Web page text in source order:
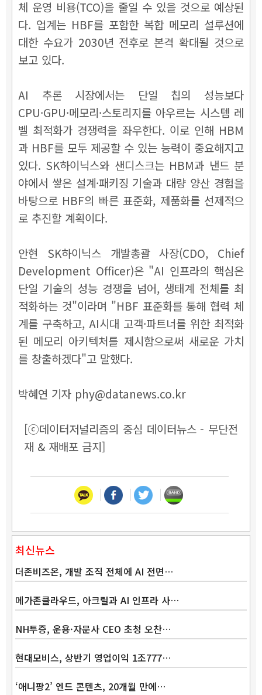
체 운영 비용(TCO)을 줄일 수 있을 것으로 예상된
다. 업계는 HBF를 포함한 복합 메모리 설루션에
대한 수요가 2030년 전후로 본격 확대될 것으로
보고 있다.
AI 추론 시장에서는 단일 칩의 성능보다
CPU·GPU·메모리·스토리지를 아우르는 시스템 레
벨 최적화가 경쟁력을 좌우한다. 이로 인해 HBM
과 HBF를 모두 제공할 수 있는 능력이 중요해지고
있다. SK하이닉스와 샌디스크는 HBM과 낸드 분
야에서 쌓은 설계·패키징 기술과 대량 양산 경험을
바탕으로 HBF의 빠른 표준화, 제품화를 선제적으
로 추진할 계획이다.
안현 SK하이닉스 개발총괄 사장(CDO, Chief
Development Officer)은 "AI 인프라의 핵심은
단일 기술의 성능 경쟁을 넘어, 생태계 전체를 최
적화하는 것"이라며 "HBF 표준화를 통해 협력 체
계를 구축하고, AI시대 고객·파트너를 위한 최적화
된 메모리 아키텍처를 제시함으로써 새로운 가치
를 창출하겠다"고 말했다.
박혜연 기자 phy@datanews.co.kr
[ⓒ데이터저널리즘의 중심 데이터뉴스 - 무단전
재 & 재배포 금지]
최신뉴스
더존비즈온, 개발 조직 전체에 AI 전면…
메가존클라우드, 아크릴과 AI 인프라 사…
NH투증, 운용·자문사 CEO 초청 오찬…
현대모비스, 상반기 영업이익 1조777…
‘애니팡2’ 엔드 콘텐츠, 20개월 만에…